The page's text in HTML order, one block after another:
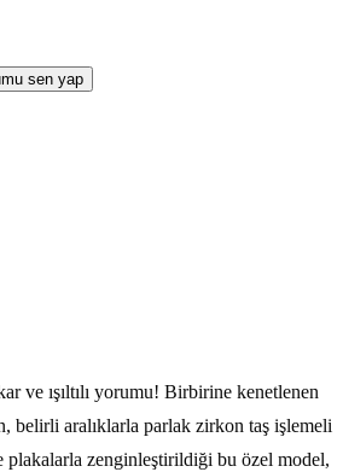
sen yap
ve ışıltılı yorumu! Birbirine kenetlenen
belirli aralıklarla parlak zirkon taş işlemeli
plakalarla zenginleştirildiği bu özel model,